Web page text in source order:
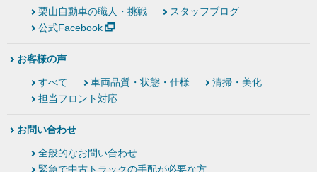
栗山自動車の職人・挑戦
スタッフブログ
公式Facebook
お客様の声
すべて 車両品質・状態・仕様
清掃・美化
担当フロント対応
お問い合わせ
全般的なお問い合わせ
緊急で中古トラックの手配が必要な方